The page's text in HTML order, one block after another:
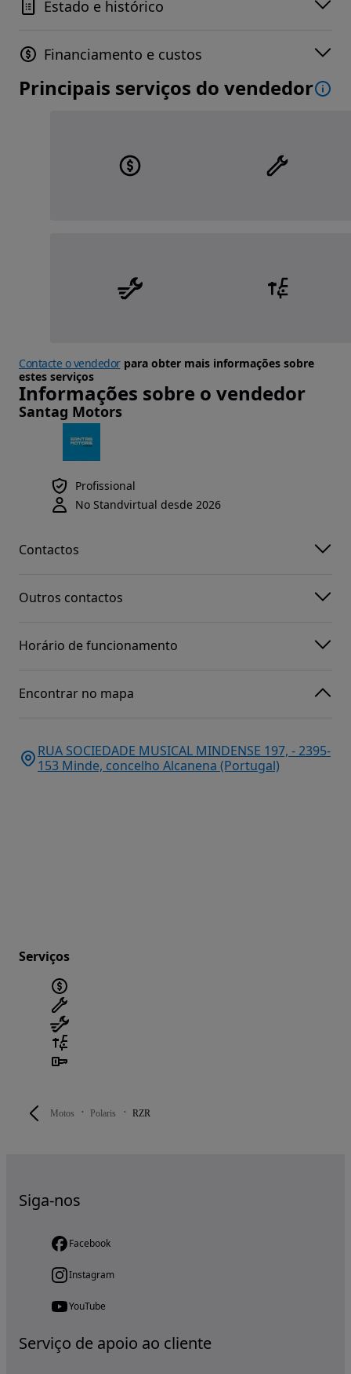
Motos Polaris RZR
Estado e histórico
Financiamento e custos
Principais serviços do vendedor
Contacte o vendedorpara obter mais informações sobre
estes serviços
Informações sobre o vendedor
Santag Motors
Profissional
No Standvirtual desde 2026
Contactos
Outros contactos
Horário de funcionamento
Encontrar no mapa
RUA SOCIEDADE MUSICAL MINDENSE 197, - 2395-
153 Minde, concelho Alcanena (Portugal)
Serviços
Siga-nos
Facebook
Instagram
YouTube
Serviço de apoio ao cliente